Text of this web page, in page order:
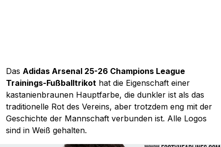
Das Adidas Arsenal 25-26 Champions League
Trainings-Fußballtrikot hat die Eigenschaft einer
kastanienbraunen Hauptfarbe, die dunkler ist als das
traditionelle Rot des Vereins, aber trotzdem eng mit der
Geschichte der Mannschaft verbunden ist. Alle Logos
sind in Weiß gehalten.